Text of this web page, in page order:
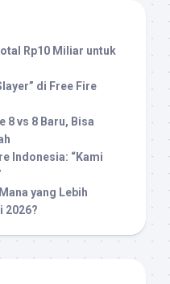
Rp10 Miliar untuk
di Free Fire
8 vs 8 Baru, Bisa
Indonesia: “Kami
yang Lebih
2026?